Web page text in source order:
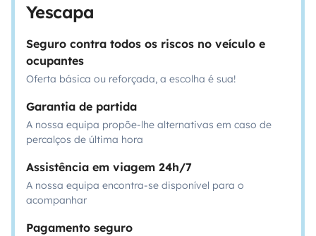
Yescapa
Seguro contra todos os riscos no veículo e
ocupantes
Oferta básica ou reforçada, a escolha é sua!
Garantia de partida
A nossa equipa propõe-lhe alternativas em caso de
percalços de última hora
Assistência em viagem 24h/7
A nossa equipa encontra-se disponível para o
acompanhar
Pagamento seguro